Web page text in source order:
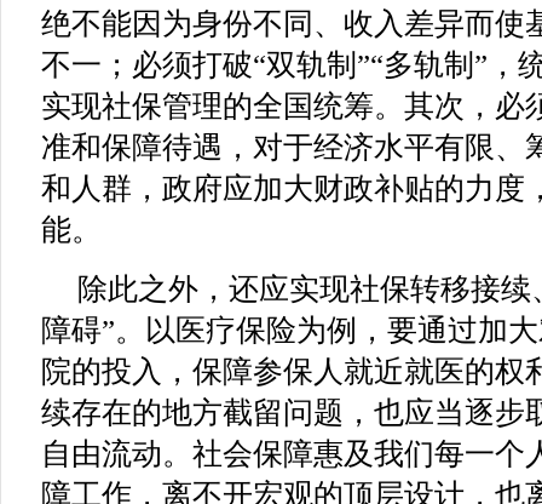
绝不能因为身份不同、收入差异而使
不一；必须打破“双轨制”“多轨制”，
实现社保管理的全国统筹。其次，必
准和保障待遇，对于经济水平有限、
和人群，政府应加大财政补贴的力度
能。
除此之外，还应实现社保转移接
障碍”。以医疗保险为例，要通过加
院的投入，保障参保人就近就医的权
续存在的地方截留问题，也应当逐步
自由流动。社会保障惠及我们每一个
障工作，离不开宏观的顶层设计，也